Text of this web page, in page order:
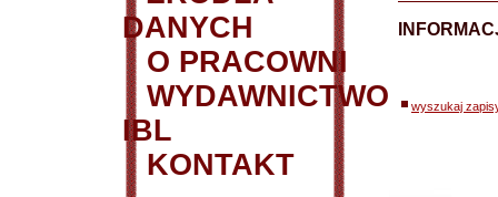
DANYCH
O PRACOWNI
WYDAWNICTWO
IBL
KONTAKT
wyszukaj